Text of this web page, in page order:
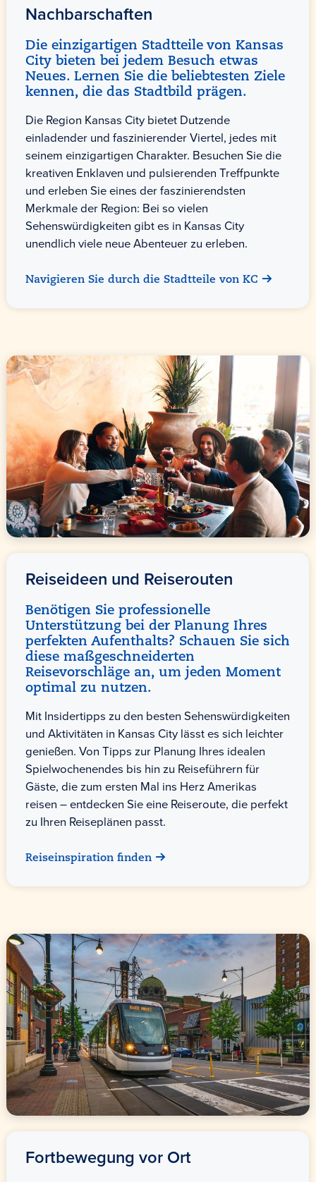
Nachbarschaften
Die einzigartigen Stadtteile von Kansas
City bieten bei jedem Besuch etwas
Neues. Lernen Sie die beliebtesten Ziele
kennen, die das Stadtbild prägen.
Die Region Kansas City bietet Dutzende
einladender und faszinierender Viertel, jedes mit
seinem einzigartigen Charakter. Besuchen Sie die
kreativen Enklaven und pulsierenden Treffpunkte
und erleben Sie eines der faszinierendsten
Merkmale der Region: Bei so vielen
Sehenswürdigkeiten gibt es in Kansas City
unendlich viele neue Abenteuer zu erleben.
Navigieren Sie durch die Stadtteile von KC
Reiseideen und Reiserouten
Benötigen Sie professionelle
Unterstützung bei der Planung Ihres
perfekten Aufenthalts? Schauen Sie sich
diese maßgeschneiderten
Reisevorschläge an, um jeden Moment
optimal zu nutzen.
Mit Insidertipps zu den besten Sehenswürdigkeiten
und Aktivitäten in Kansas City lässt es sich leichter
genießen. Von Tipps zur Planung Ihres idealen
Spielwochenendes bis hin zu Reiseführern für
Gäste, die zum ersten Mal ins Herz Amerikas
reisen – entdecken Sie eine Reiseroute, die perfekt
zu Ihren Reiseplänen passt.
Reiseinspiration finden
Fortbewegung vor Ort